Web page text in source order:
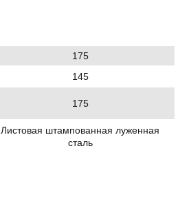
175
145
175
Листовая штампованная луженная
сталь